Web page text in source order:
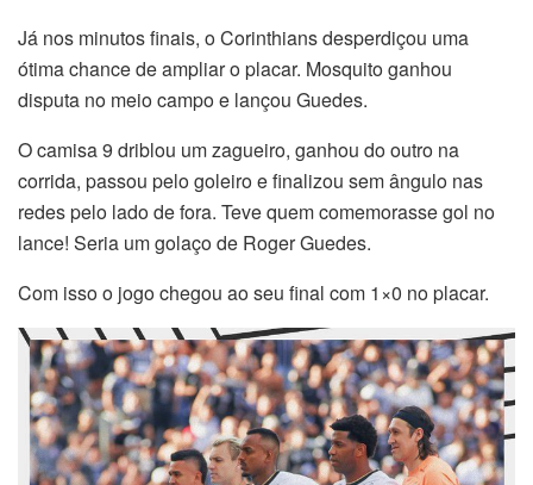
Já nos minutos finais, o Corinthians desperdiçou uma
ótima chance de ampliar o placar. Mosquito ganhou
disputa no meio campo e lançou Guedes.
O camisa 9 driblou um zagueiro, ganhou do outro na
corrida, passou pelo goleiro e finalizou sem ângulo nas
redes pelo lado de fora. Teve quem comemorasse gol no
lance! Seria um golaço de Roger Guedes.
Com isso o jogo chegou ao seu final com 1×0 no placar.